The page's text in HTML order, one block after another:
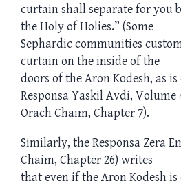
curtain shall separate for you
the Holy of Holies.” (Some
Sephardic communities
curtain on the inside of the
doors of the Aron Kodesh, as
Responsa Yaskil Avdi, Volume
Orach Chaim, Chapter 7).
Similarly, the Responsa Zera
Chaim, Chapter 26) writes
that even if the Aron Kodesh